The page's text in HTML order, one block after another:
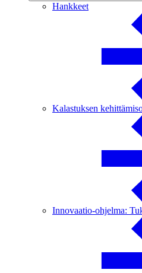
Hankkeet
Kalastuksen
Innovaatio-ohjelma: